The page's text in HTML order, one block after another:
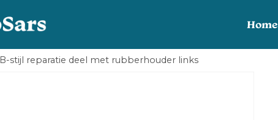
Home
B-stijl reparatie deel met rubberhouder links